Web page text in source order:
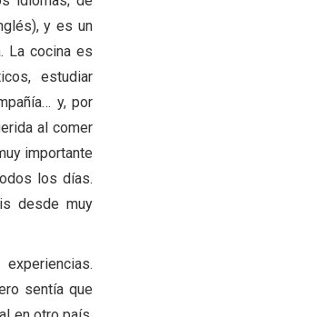
y es un
La cocina es
estudiar
y, por
al comer
importante
los días.
desde muy
sentía que